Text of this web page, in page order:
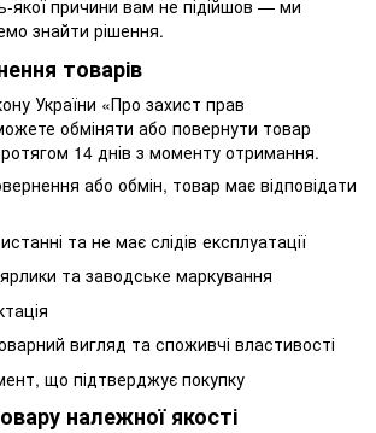
якої причини вам не підійшов — ми
знайти рішення.
товарів
України «Про захист прав
обміняти або повернути товар
14 днів з моменту отримання.
або обмін, товар має відповідати
та не має слідів експлуатації
та заводське маркування
вигляд та споживчі властивості
що підтверджує покупку
належної якості